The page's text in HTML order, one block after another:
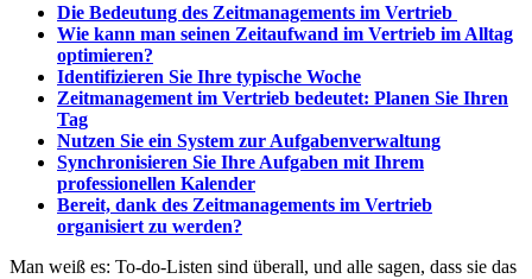
Die Bedeutung des Zeitmanagements im Vertrieb
Wie kann man seinen Zeitaufwand im Vertrieb im Alltag
optimieren?
Identifizieren Sie Ihre typische Woche
Zeitmanagement im Vertrieb bedeutet: Planen Sie Ihren
Tag
Nutzen Sie ein System zur Aufgabenverwaltung
Synchronisieren Sie Ihre Aufgaben mit Ihrem
professionellen Kalender
Bereit, dank des Zeitmanagements im Vertrieb
organisiert zu werden?
Man weiß es: To-do-Listen sind überall, und alle sagen, dass sie das